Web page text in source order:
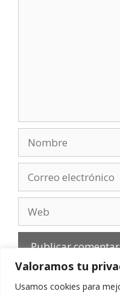
Valoramos tu
Usamos cookies para
electrónico